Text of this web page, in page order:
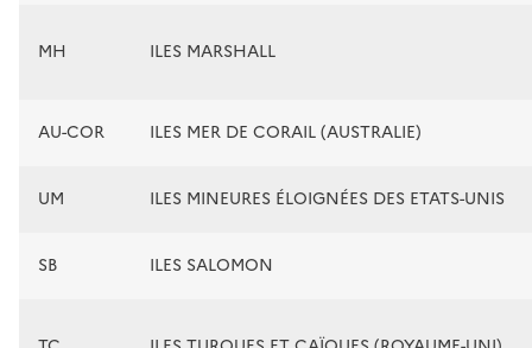
MH ILES MARSHALL
AU-COR ILES MER DE CORAIL (AUSTRALIE)
UM ILES MINEURES ÉLOIGNÉES DES ETATS-UNIS
SB ILES SALOMON